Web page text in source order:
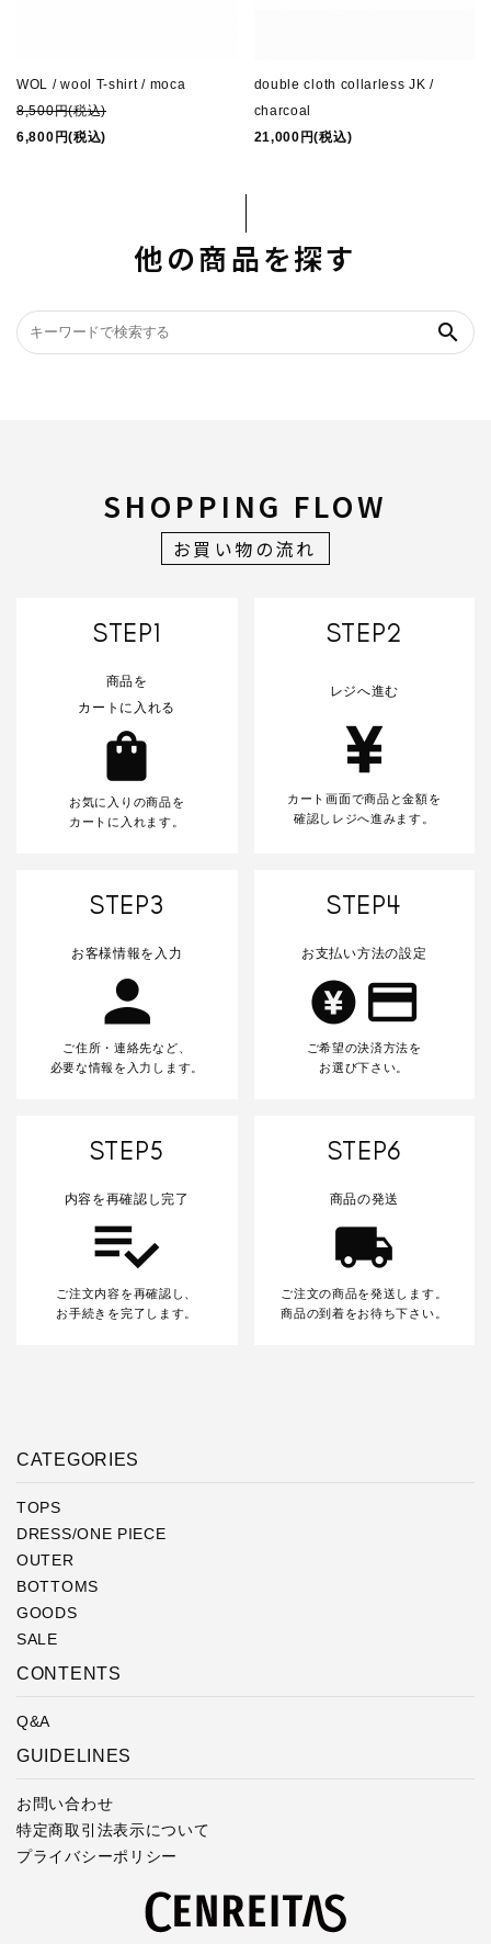
WOL / wool T-shirt / moca
8,500円(税込)
6,800円(税込)
double cloth collarless JK /
charcoal
21,000円(税込)
他の商品を探す
search
SHOPPING FLOW
お買い物の流れ
STEP1
商品を
カートに入れる
お気に入りの商品を
カートに入れます。
STEP2
レジへ進む
カート画面で商品と金額を
確認しレジへ進みます。
STEP3
お客様情報を入力
ご住所・連絡先など、
必要な情報を入力します。
STEP4
お支払い方法の設定
ご希望の決済方法を
お選び下さい。
STEP5
内容を再確認し完了
ご注文内容を再確認し、
お手続きを完了します。
STEP6
商品の発送
ご注文の商品を発送します。
商品の到着をお待ち下さい。
CATEGORIES
TOPS
DRESS/ONE PIECE
OUTER
BOTTOMS
GOODS
SALE
CONTENTS
Q&A
GUIDELINES
お問い合わせ
特定商取引法表示について
プライバシーポリシー